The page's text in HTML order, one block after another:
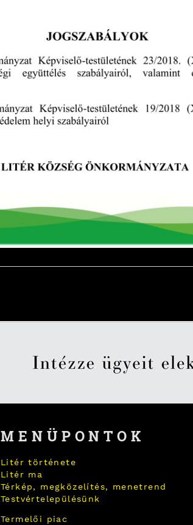
MENÜPONTOK
Litér története
Litér ma
Térkép, megközelítés, menetrend
Testvértelepülésünk
Termelői piac